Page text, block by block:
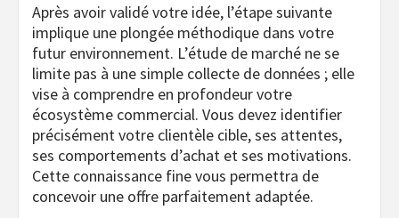
Après avoir validé votre idée, l’étape suivante
implique une plongée méthodique dans votre
futur environnement. L’étude de marché ne se
limite pas à une simple collecte de données ; elle
vise à comprendre en profondeur votre
écosystème commercial. Vous devez identifier
précisément votre clientèle cible, ses attentes,
ses comportements d’achat et ses motivations.
Cette connaissance fine vous permettra de
concevoir une offre parfaitement adaptée.